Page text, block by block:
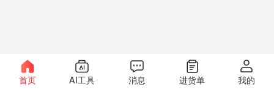
首页 AI工具 消息 进货单 我的